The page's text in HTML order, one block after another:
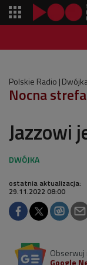
Polskie Radio
Nocna strefa
Jazzowi
ostatnia aktualizacja:
29.11.2022 08:00
Obserwuj
Google